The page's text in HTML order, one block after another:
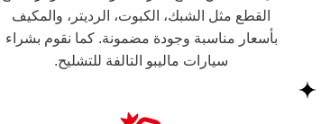
القطع مثل الشبك، الكبوت، الرديتر، والمكيف
بأسعار مناسبة وجودة مضمونة. كما نقوم بشراء
سيارات ماليبو التالفة للتشليح.